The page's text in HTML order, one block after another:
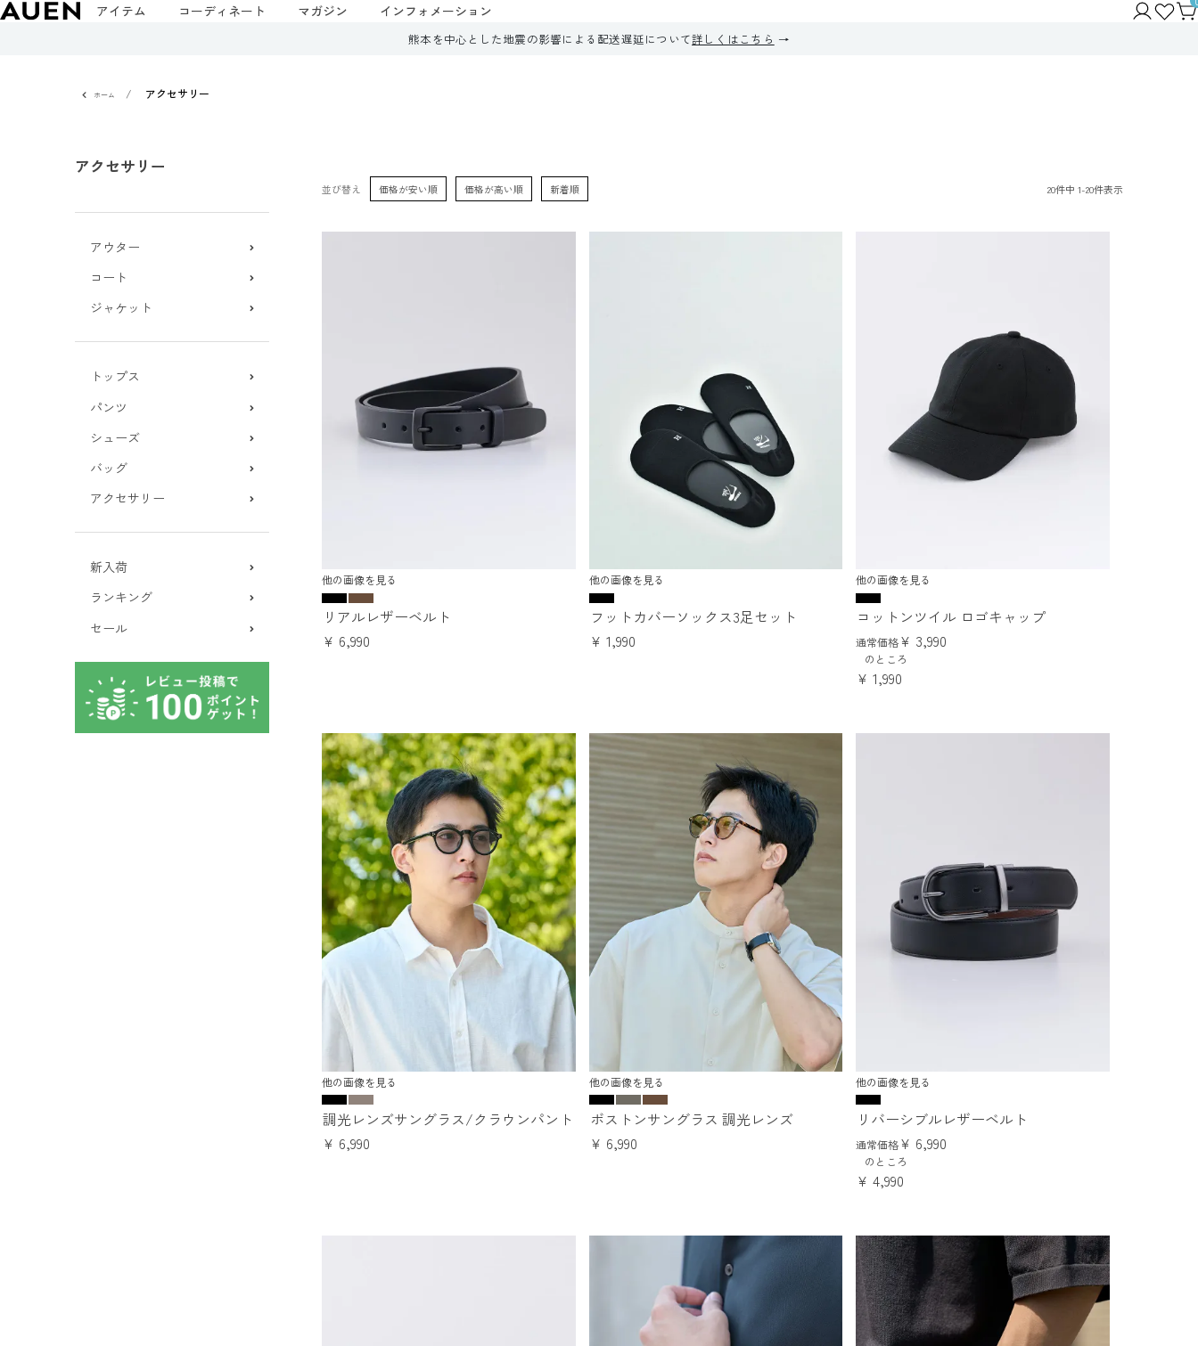
アイテム コーディネート マガジン インフォメーション
熊本を中心とした地震の影響による配送遅延について詳しくはこちら
ホーム アクセサリー
アクセサリー
アウター
コート
ジャケット
トップス
パンツ
シューズ
バッグ
アクセサリー
新入荷
ランキング
セール
並び替え 価格が安い順 価格が高い順 新着順 20件中 1-20件表示
他の画像を見る
リアルレザーベルト
¥ 6,990
他の画像を見る
フットカバーソックス3足セット
¥ 1,990
他の画像を見る
コットンツイル ロゴキャップ
通常価格¥ 3,990
のところ
¥ 1,990
他の画像を見る
調光レンズサングラス/クラウンパント
¥ 6,990
他の画像を見る
ボストンサングラス 調光レンズ
¥ 6,990
他の画像を見る
リバーシブルレザーベルト
通常価格¥ 6,990
のところ
¥ 4,990